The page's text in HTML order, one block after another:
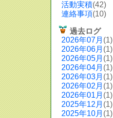
活動実積(42)
連絡事項(10)
過去ログ
2026年07月 (1)
2026年06月 (1)
2026年05月 (1)
2026年04月 (1)
2026年03月 (1)
2026年02月 (1)
2026年01月 (1)
2025年12月 (1)
2025年10月 (1)